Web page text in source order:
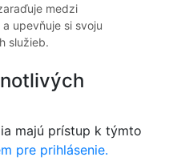
medzi
upevňuje si svoju
služieb.
majú prístup k týmto
pre prihlásenie.